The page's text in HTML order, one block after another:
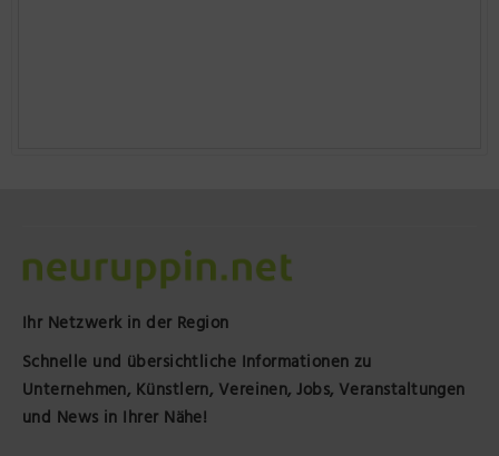
Ihr Netzwerk in der Region
Schnelle und übersichtliche Informationen zu
Unternehmen, Künstlern, Vereinen, Jobs, Veranstaltungen
und News in Ihrer Nähe!